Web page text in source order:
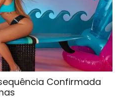
Confirmada